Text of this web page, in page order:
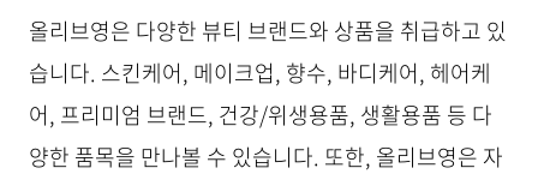
올리브영은 다양한 뷰티 브랜드와 상품을 취급하고 있
습니다. 스킨케어, 메이크업, 향수, 바디케어, 헤어케
어, 프리미엄 브랜드, 건강/위생용품, 생활용품 등 다
양한 품목을 만나볼 수 있습니다. 또한, 올리브영은 자